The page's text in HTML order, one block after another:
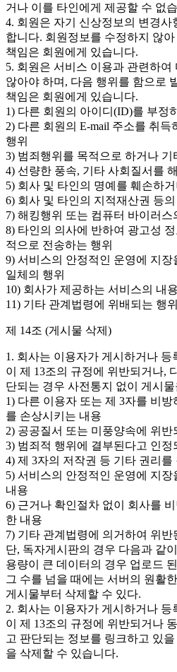
거나 이를 타인에게 제공할 수 없
4. 회원은 자기 신상정보의 변경
합니다. 회원정보를 수정하지 않
책임은 회원에게 있습니다.
5. 회원은 서비스 이용과 관련하여
않아야 하며, 다음 행위를 함으로
책임은 회원에게 있습니다.
1) 다른 회원의 아이디(ID)를 부정
2) 다른 회원의 E-mail 주소를 취
행위
3) 범죄행위를 목적으로 하거나 기
4) 선량한 풍속, 기타 사회질서를
5) 회사 및 타인의 명예를 훼손하
6) 회사 및 타인의 지적재산권 등
7) 해킹행위 또는 컴퓨터 바이러스
8) 타인의 의사에 반하여 광고성
적으로 전송하는 행위
9) 서비스의 안정적인 운영에 지
일체의 행위
10) 회사가 제공하는 서비스의 내
11) 기타 관계법령에 위배되는 행위
제 14조 (게시물 삭제)
1. 회사는 이용자가 게시하거나
이 제 13조의 규정에 위반되거나,
단되는 경우 사전통지 없이 게시
1) 다른 이용자 또는 제 3자를 비
를 손상시키는 내용
2) 공공질서 또는 미풍양속에 위반
3) 범죄적 행위에 결부된다고 인정
4) 제 3자의 저작권 등 기타 권리를
5) 서비스의 안정적인 운영에 지
내용
6) 근거나 확인절차 없이 회사를
한 내용
7) 기타 관계법령에 의거하여 위
단, 독자게시판의 경우 다음과 같
용량이 큰 데이터의 경우 업로드
그 수를 넘을 때에는 서버의 원활
게시물부터 삭제할 수 있다.
2. 회사는 이용자가 게시하거나
이 제 13조의 규정에 위반되거나
고 판단되는 정보를 링크하고 있
을 삭제할 수 있습니다.